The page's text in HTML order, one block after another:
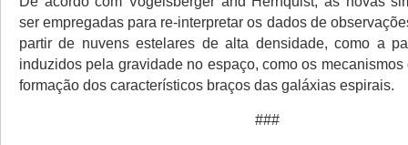
ser empregadas para re-interpretar os dados de
partir de nuvens estelares de alta densidade, como a
induzidos pela gravidade no espaço, como os
formação dos característicos braços das galáxias espirais.
###